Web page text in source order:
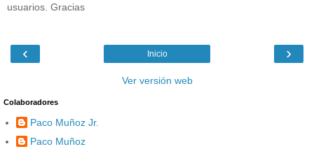
usuarios. Gracias
‹ ›
Inicio
Ver versión web
Colaboradores
Paco Muñoz Jr.
Paco Muñoz